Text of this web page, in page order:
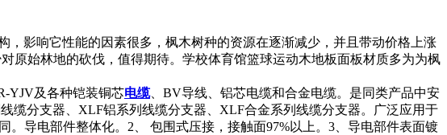
影响它性能的因素很多，枫木树种的资源在逐渐减少，并且带动价格上涨
原始林地的砍伐，值得期待。学校体育馆篮球运动木地板面板材质多为为枫
YJV及各种铠装铜芯电缆、BV导线、铝芯电缆和合金电缆。是同类产品中安
缆分支器、XLF铝系列线缆分支器、XLF合金系列线缆分支器。广泛应用于
导电部件整体化。2、 包围式压接，接触面97%以上。3、导电部件表面镀